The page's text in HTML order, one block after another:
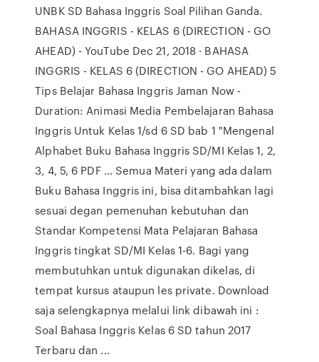
UNBK SD Bahasa Inggris Soal Pilihan Ganda.
BAHASA INGGRIS - KELAS 6 (DIRECTION - GO
AHEAD) - YouTube Dec 21, 2018 · BAHASA
INGGRIS - KELAS 6 (DIRECTION - GO AHEAD) 5
Tips Belajar Bahasa Inggris Jaman Now -
Duration: Animasi Media Pembelajaran Bahasa
Inggris Untuk Kelas 1/sd 6 SD bab 1 "Mengenal
Alphabet Buku Bahasa Inggris SD/MI Kelas 1, 2,
3, 4, 5, 6 PDF ... Semua Materi yang ada dalam
Buku Bahasa Inggris ini, bisa ditambahkan lagi
sesuai degan pemenuhan kebutuhan dan
Standar Kompetensi Mata Pelajaran Bahasa
Inggris tingkat SD/MI Kelas 1-6. Bagi yang
membutuhkan untuk digunakan dikelas, di
tempat kursus ataupun les private. Download
saja selengkapnya melalui link dibawah ini :
Soal Bahasa Inggris Kelas 6 SD tahun 2017
Terbaru dan ...